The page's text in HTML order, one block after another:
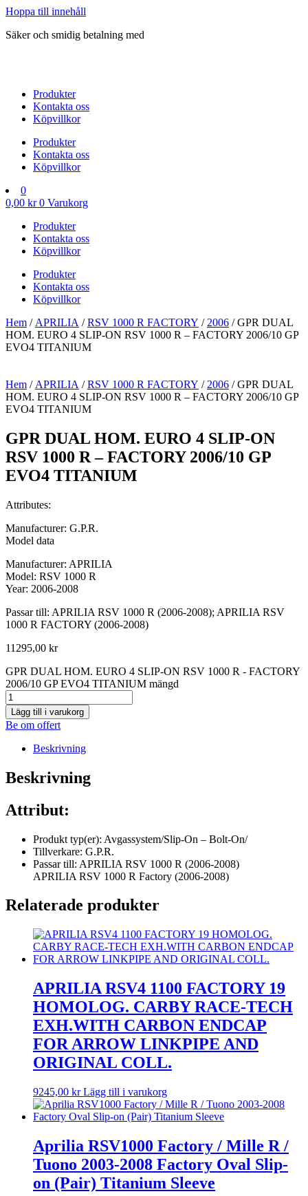
Hoppa till innehåll
Säker och smidig betalning med
Produkter
Kontakta oss
Köpvillkor
Produkter
Kontakta oss
Köpvillkor
0
0,00 kr 0 Varukorg
Produkter
Kontakta oss
Köpvillkor
Produkter
Kontakta oss
Köpvillkor
Hem / APRILIA /RSV 1000 R FACTORY / 2006 / GPR DUAL
HOM. EURO 4 SLIP-ON RSV 1000 R – FACTORY 2006/10 GP
EVO4 TITANIUM
Hem / APRILIA /RSV 1000 R FACTORY / 2006 / GPR DUAL
HOM. EURO 4 SLIP-ON RSV 1000 R – FACTORY 2006/10 GP
EVO4 TITANIUM
GPR DUAL HOM. EURO 4 SLIP-ON
RSV 1000 R – FACTORY 2006/10 GP
EVO4 TITANIUM
Attributes:
Manufacturer: G.P.R.
Model data
Manufacturer: APRILIA
Model: RSV 1000 R
Year: 2006-2008
Passar till: APRILIA RSV 1000 R (2006-2008); APRILIA RSV
1000 R FACTORY (2006-2008)
11295,00 kr
GPR DUAL HOM. EURO 4 SLIP-ON RSV 1000 R - FACTORY
2006/10 GP EVO4 TITANIUM mängd
Lägg till i varukorg
Be om offert
Beskrivning
Beskrivning
Attribut:
Produkt typ(er): Avgassystem/Slip-On – Bolt-On/
Tillverkare: G.P.R.
Passar till: APRILIA RSV 1000 R (2006-2008)
APRILIA RSV 1000 R Factory (2006-2008)
Relaterade produkter
APRILIA RSV4 1100 FACTORY 19
HOMOLOG. CARBY RACE-TECH
EXH.WITH CARBON ENDCAP
FOR ARROW LINKPIPE AND
ORIGINAL COLL.
9245,00 kr Lägg till i varukorg
Aprilia RSV1000 Factory / Mille R /
Tuono 2003-2008 Factory Oval Slip-
on (Pair) Titanium Sleeve